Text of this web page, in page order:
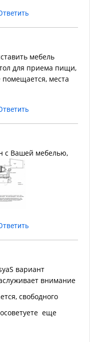
мебель
для приема пищи,
места
с Вашей мебелью,
вариант
внимание
свободного
еще